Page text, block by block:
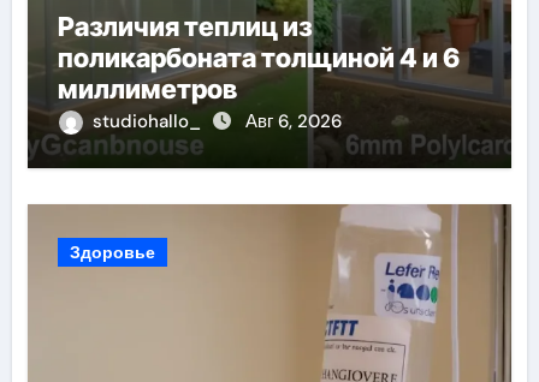
Различия теплиц из
поликарбоната толщиной 4 и 6
миллиметров
studiohallo_ Авг 6, 2026
Здоровье